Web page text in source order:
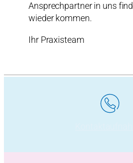
Ansprechpartner in uns
wieder kommen.
Ihr Praxisteam